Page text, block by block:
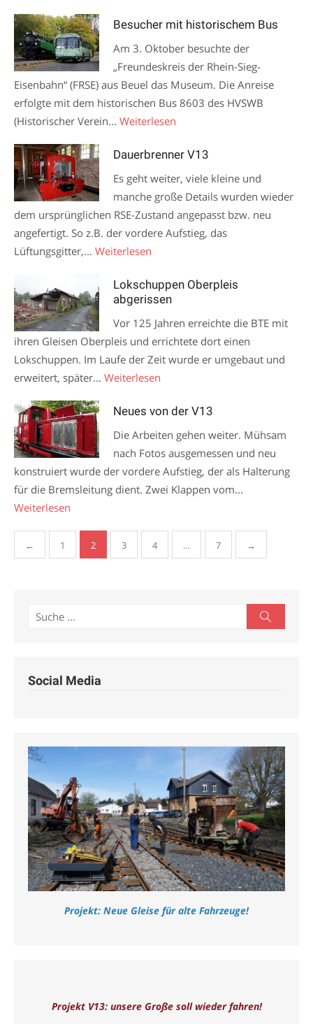
Besucher mit historischem Bus
Am 3. Oktober besuchte der
„Freundeskreis der Rhein-Sieg-
Eisenbahn“ (FRSE) aus Beuel das Museum. Die Anreise
erfolgte mit dem historischen Bus 8603 des HVSWB
(Historischer Verein... Weiterlesen
Dauerbrenner V13
Es geht weiter, viele kleine und
manche große Details wurden wieder
dem ursprünglichen RSE-Zustand angepasst bzw. neu
angefertigt. So z.B. der vordere Aufstieg, das
Lüftungsgitter,... Weiterlesen
Lokschuppen Oberpleis
abgerissen
Vor 125 Jahren erreichte die BTE mit
ihren Gleisen Oberpleis und errichtete dort einen
Lokschuppen. Im Laufe der Zeit wurde er umgebaut und
erweitert, später... Weiterlesen
Neues von der V13
Die Arbeiten gehen weiter. Mühsam
nach Fotos ausgemessen und neu
konstruiert wurde der vordere Aufstieg, der als Halterung
für die Bremsleitung dient. Zwei Klappen vom...
Weiterlesen
Seitennummerierung
der
← 1 2 3 4 … 7 →
Search
Social Media
Projekt: Neue Gleise für alte Fahrzeuge!
Projekt V13: unsere Große soll wieder fahren!